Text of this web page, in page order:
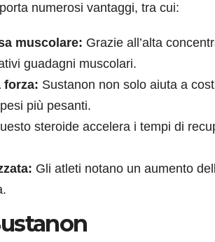
numerosi vantaggi, tra cui:
muscolare: Grazie all’alta
guadagni muscolari.
forza: Sustanon non solo aiuta a
più pesanti.
steroide accelera i tempi di
Gli atleti notano un aumento